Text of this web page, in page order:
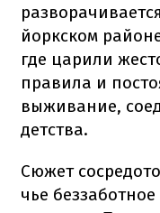
йоркском
где царили
правила и
выживание,
детства.
Сюжет
чье